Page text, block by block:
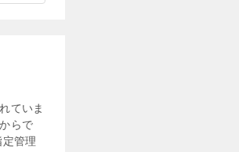
ていま
らで
管理